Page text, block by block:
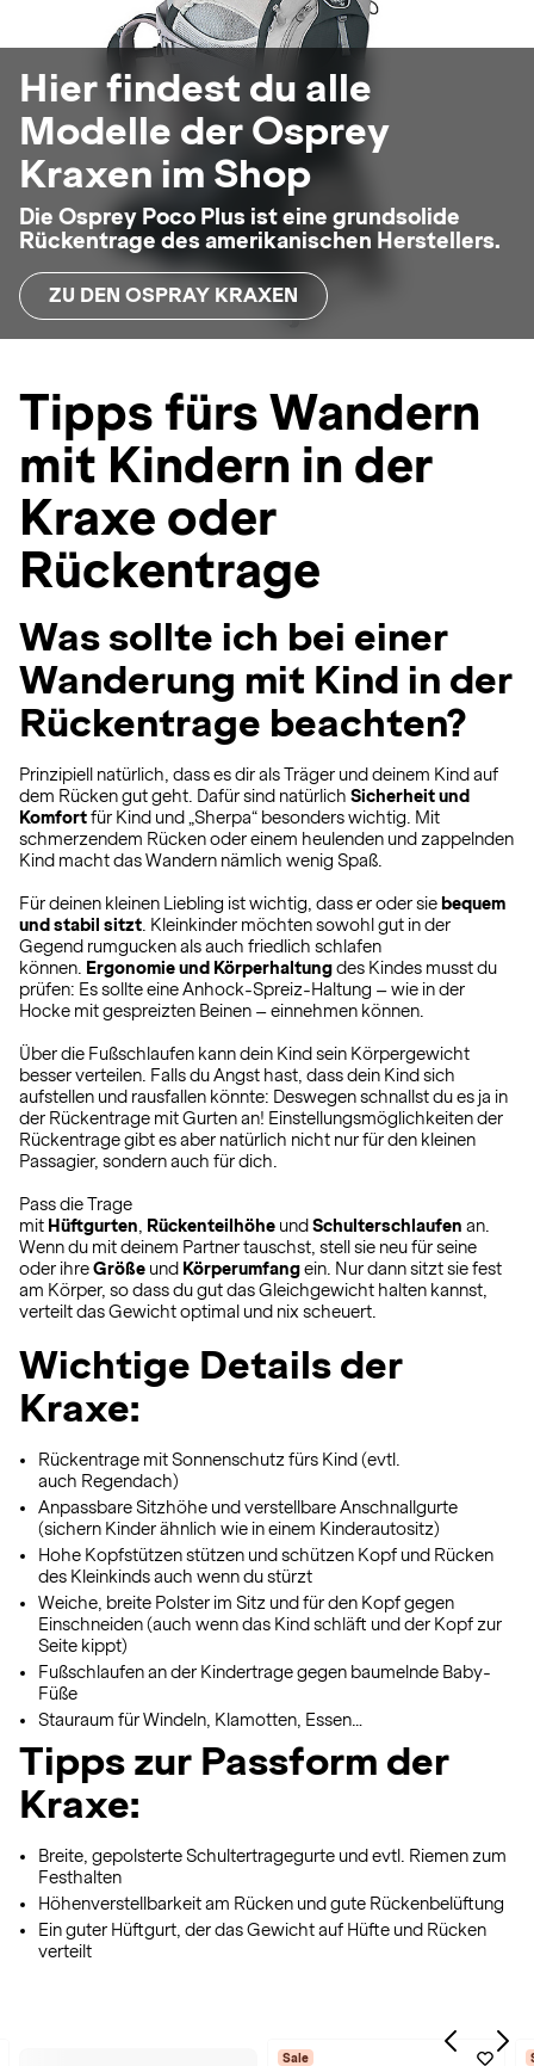
Hier findest du alle
Modelle der Osprey
Kraxen im Shop
Die Osprey Poco Plus ist eine grundsolide
Rückentrage des amerikanischen Herstellers.
ZU DEN OSPRAY KRAXEN
Tipps fürs Wandern
mit Kindern in der
Kraxe oder
Rückentrage
Was sollte ich bei einer
Wanderung mit Kind in der
Rückentrage beachten?
Prinzipiell natürlich, dass es dir als Träger und deinem Kind auf
dem Rücken gut geht. Dafür sind natürlich Sicherheit und
Komfortfür Kind und „Sherpa“ besonders wichtig. Mit
schmerzendem Rücken oder einem heulenden und zappelnden
Kind macht das Wandern nämlich wenig Spaß.
Für deinen kleinen Liebling ist wichtig, dass er oder sie bequem
und stabil sitzt. Kleinkinder möchten sowohl gut in der
Gegend rumgucken als auch friedlich schlafen
können. Ergonomie und Körperhaltungdes Kindes musst du
prüfen: Es sollte eine Anhock-Spreiz-Haltung – wie in der
Hocke mit gespreizten Beinen – einnehmen können.
Über die Fußschlaufen kann dein Kind sein Körpergewicht
besser verteilen. Falls du Angst hast, dass dein Kind sich
aufstellen und rausfallen könnte: Deswegen schnallst du es ja in
der Rückentrage mit Gurten an! Einstellungsmöglichkeiten der
Rückentrage gibt es aber natürlich nicht nur für den kleinen
Passagier, sondern auch für dich.
Pass die Trage
mit Hüftgurten, Rückenteilhöhe und Schulterschlaufen an.
Wenn du mit deinem Partner tauschst, stell sie neu für seine
oder ihreGröße und Körperumfangein. Nur dann sitzt sie fest
am Körper, so dass du gut das Gleichgewicht halten kannst,
verteilt das Gewicht optimal und nix scheuert.
Wichtige Details der
Kraxe:
Rückentrage mit Sonnenschutz fürs Kind (evtl.
auch Regendach)
Anpassbare Sitzhöhe und verstellbare Anschnallgurte
(sichern Kinder ähnlich wie in einem Kinderautositz)
Hohe Kopfstützen stützen und schützen Kopf und Rücken
des Kleinkinds auch wenn du stürzt
Weiche, breite Polster im Sitz und für den Kopf gegen
Einschneiden (auch wenn das Kind schläft und der Kopf zur
Seite kippt)
Fußschlaufen an der Kindertrage gegen baumelnde Baby-
Füße
Stauraum für Windeln, Klamotten, Essen…
Tipps zur Passform der
Kraxe:
Breite, gepolsterte Schultertragegurte und evtl. Riemen zum
Festhalten
Höhenverstellbarkeit am Rücken und gute Rückenbelüftung
Ein guter Hüftgurt, der das Gewicht auf Hüfte und Rücken
verteilt
Sale